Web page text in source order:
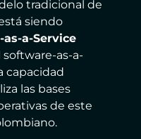
tradicional de
siendo
as-a-Service
as-a-
capacidad
las bases
de este